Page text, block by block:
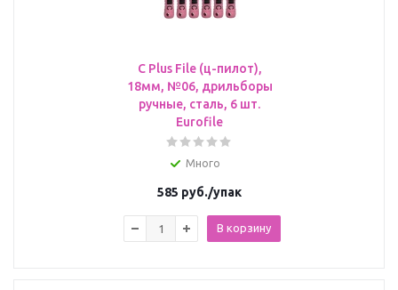
C Plus File (ц-пилот),
18мм, №06, дрильборы
ручные, сталь, 6 шт.
Eurofile
Много
585 руб./упак
В корзину